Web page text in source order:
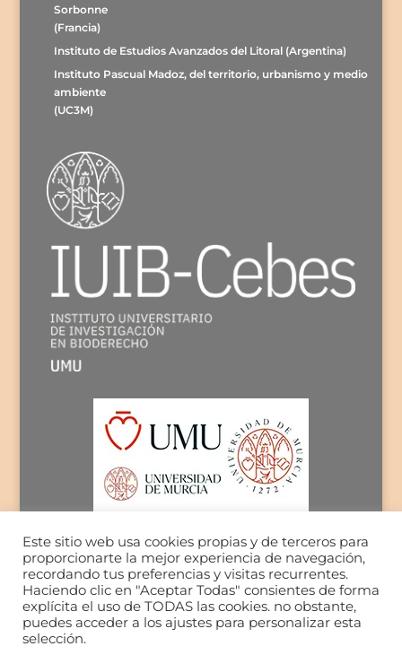
Sorbonne
(Francia)
Instituto de Estudios Avanzados del Litoral (Argentina)
Instituto Pascual Madoz, del territorio, urbanismo y medio
ambiente
(UC3M)
Este sitio web usa cookies propias y de terceros para
proporcionarte la mejor experiencia de navegación,
recordando tus preferencias y visitas recurrentes.
Haciendo clic en "Aceptar Todas" consientes de forma
explícita el uso de TODAS las cookies. no obstante,
puedes acceder a los ajustes para personalizar esta
selección.